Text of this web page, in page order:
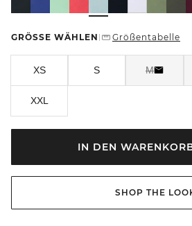
GRÖSSE WÄHLEN Größentabelle
XS S M
XXL
IN DEN
SHOP THE